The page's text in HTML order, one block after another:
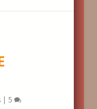
| 5